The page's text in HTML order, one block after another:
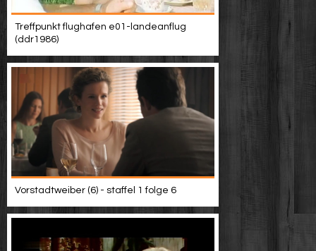
Treffpunkt flughafen e01-landeanflug
(ddr1986)
Vorstadtweiber (6) - staffel 1 folge 6